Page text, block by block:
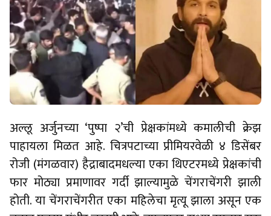
अल्लू अर्जुनच्या ‘पुष्पा २’ची प्रेक्षकांमध्ये कमालीची क्रेझ
पाहायला मिळत आहे. चित्रपटाच्या प्रीमियरवेळी ४ डिसेंबर
रोजी (मंगळवार) हैद्राबादमधल्या एका थिएटरमध्ये प्रेक्षकांची
फार मोठ्या प्रमाणावर गर्दी झाल्यामुळे चेंगराचेंगरी झाली
होती. या चेंगराचेंगरीत एका महिलेचा मृत्यू झाला असून एक